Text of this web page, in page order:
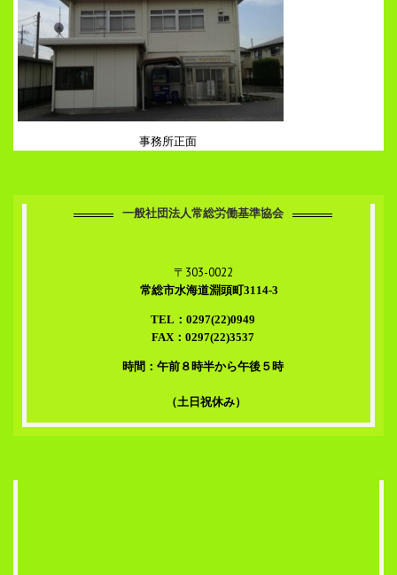
事務所正面
一般社団法人常総労働基準協会
〒303-0022
常総市水海道淵頭町3114-3
TEL：0297(22)0949
FAX：0297(22)3537
時間：午前８時半から午後５時
（土日祝休み）